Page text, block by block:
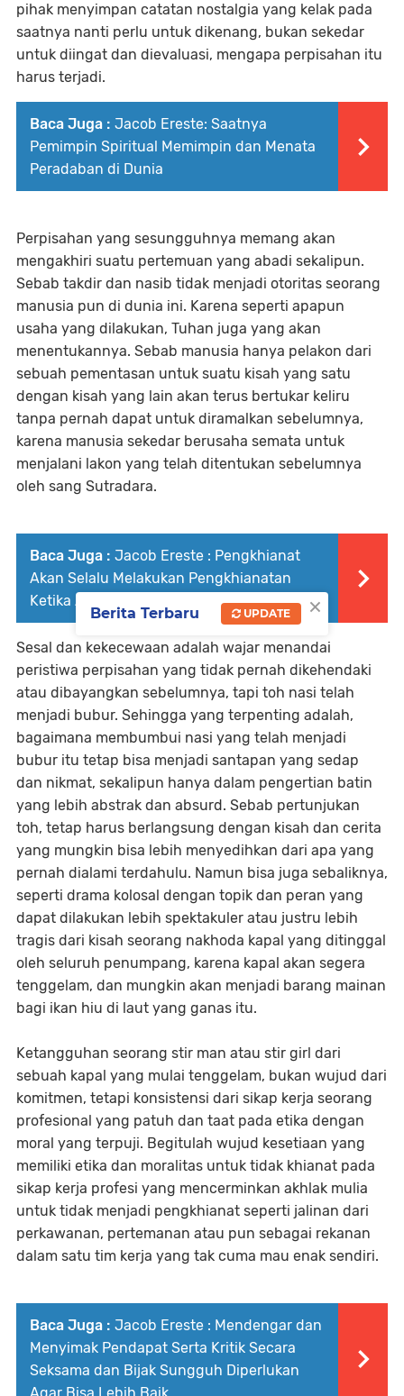
pihak menyimpan catatan nostalgia yang kelak pada
saatnya nanti perlu untuk dikenang, bukan sekedar
untuk diingat dan dievaluasi, mengapa perpisahan itu
harus terjadi.
Baca Juga : Jacob Ereste: Saatnya
Pemimpin Spiritual Memimpin dan Menata
Peradaban di Dunia
Perpisahan yang sesungguhnya memang akan
mengakhiri suatu pertemuan yang abadi sekalipun.
Sebab takdir dan nasib tidak menjadi otoritas seorang
manusia pun di dunia ini. Karena seperti apapun
usaha yang dilakukan, Tuhan juga yang akan
menentukannya. Sebab manusia hanya pelakon dari
sebuah pementasan untuk suatu kisah yang satu
dengan kisah yang lain akan terus bertukar keliru
tanpa pernah dapat untuk diramalkan sebelumnya,
karena manusia sekedar berusaha semata untuk
menjalani lakon yang telah ditentukan sebelumnya
oleh sang Sutradara.
Baca Juga : Jacob Ereste : Pengkhianat
Akan Selalu Melakukan Pengkhianatan
Ketika Ada Peluang dan Kesempatan
Sesal dan kekecewaan adalah wajar menandai
peristiwa perpisahan yang tidak pernah dikehendaki
atau dibayangkan sebelumnya, tapi toh nasi telah
menjadi bubur. Sehingga yang terpenting adalah,
bagaimana membumbui nasi yang telah menjadi
bubur itu tetap bisa menjadi santapan yang sedap
dan nikmat, sekalipun hanya dalam pengertian batin
yang lebih abstrak dan absurd. Sebab pertunjukan
toh, tetap harus berlangsung dengan kisah dan cerita
yang mungkin bisa lebih menyedihkan dari apa yang
pernah dialami terdahulu. Namun bisa juga sebaliknya,
seperti drama kolosal dengan topik dan peran yang
dapat dilakukan lebih spektakuler atau justru lebih
tragis dari kisah seorang nakhoda kapal yang ditinggal
oleh seluruh penumpang, karena kapal akan segera
tenggelam, dan mungkin akan menjadi barang mainan
bagi ikan hiu di laut yang ganas itu.
Ketangguhan seorang stir man atau stir girl dari
sebuah kapal yang mulai tenggelam, bukan wujud dari
komitmen, tetapi konsistensi dari sikap kerja seorang
profesional yang patuh dan taat pada etika dengan
moral yang terpuji. Begitulah wujud kesetiaan yang
memiliki etika dan moralitas untuk tidak khianat pada
sikap kerja profesi yang mencerminkan akhlak mulia
untuk tidak menjadi pengkhianat seperti jalinan dari
perkawanan, pertemanan atau pun sebagai rekanan
dalam satu tim kerja yang tak cuma mau enak sendiri.
Baca Juga : Jacob Ereste : Mendengar dan
Menyimak Pendapat Serta Kritik Secara
Seksama dan Bijak Sungguh Diperlukan
×
Berita Terbaru UPDATE